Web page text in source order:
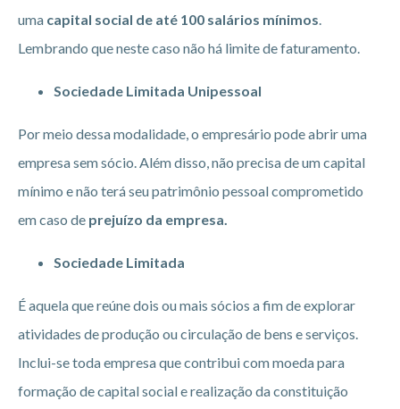
uma capital social de até 100 salários mínimos
Lembrando que neste caso não há limite de faturamento.
Sociedade Limitada Unipessoal
Por meio dessa modalidade, o empresário pode abrir uma
empresa sem sócio. Além disso, não precisa de um capital
mínimo e não terá seu patrimônio pessoal comprometido
em caso de prejuízo da empresa.
Sociedade Limitada
É aquela que reúne dois ou mais sócios a fim de explorar
atividades de produção ou circulação de bens e serviços.
Inclui-se toda empresa que contribui com moeda para
formação de capital social e realização da constituição